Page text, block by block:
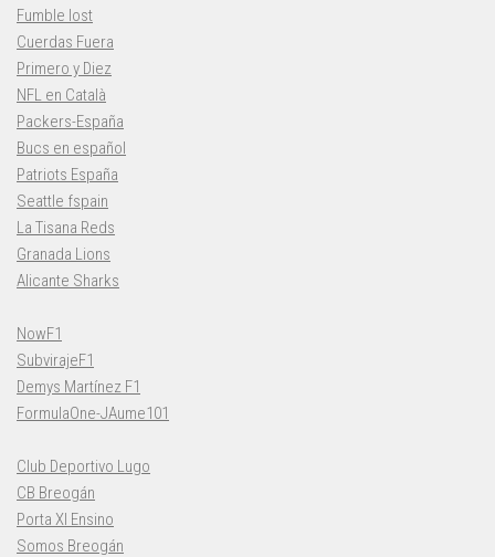
Fumble lost
Cuerdas Fuera
Primero y Diez
NFL en Català
Packers-España
Bucs en español
Patriots España
Seattle fspain
La Tisana Reds
Granada Lions
Alicante Sharks
NowF1
SubvirajeF1
Demys Martínez F1
FormulaOne-JAume101
Club Deportivo Lugo
CB Breogán
Porta XI Ensino
Somos Breogán